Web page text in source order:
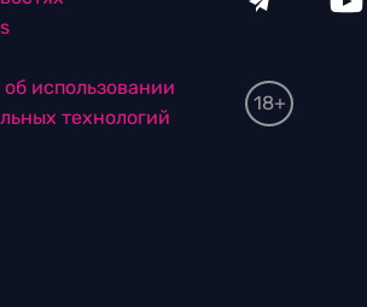
использовании
технологий
18+